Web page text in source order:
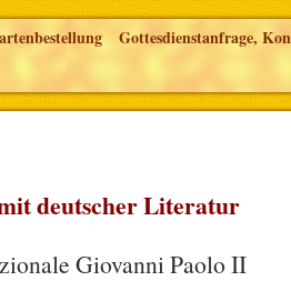
Gottesdienstanfrage,
deutscher Literatur
Giovanni Paolo II